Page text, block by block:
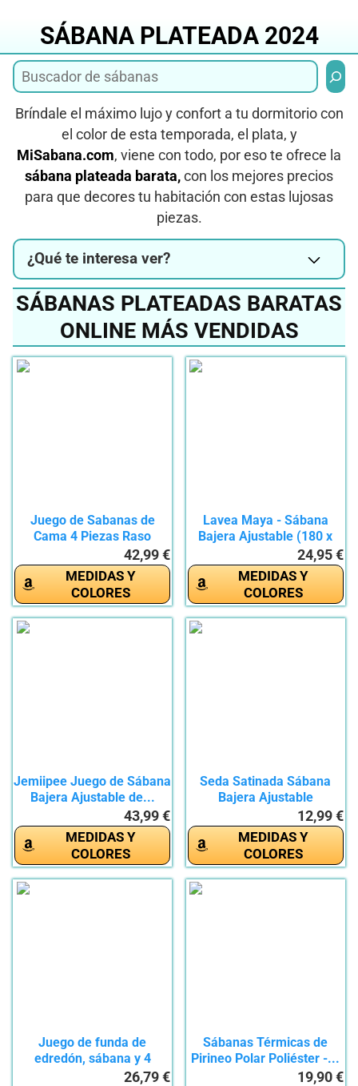
contenidoSÁBANA PLATEADA 2024
Bríndale el máximo lujo y confort a tu dormitorio con
el color de esta temporada, el plata, y
MiSabana.com, viene con todo, por eso te ofrece la
sábana plateada barata, con los mejores precios
para que decores tu habitación con estas lujosas
piezas.
¿Qué te interesa ver?
SÁBANAS PLATEADAS BARATAS
ONLINE MÁS VENDIDAS
Juego de Sabanas de
Cama 4 Piezas Raso
42,99 €
MEDIDAS Y
COLORES
Lavea Maya - Sábana
Bajera Ajustable (180 x
24,95 €
MEDIDAS Y
COLORES
Jemiipee Juego de Sábana
Bajera Ajustable de...
43,99 €
MEDIDAS Y
COLORES
Seda Satinada Sábana
Bajera Ajustable
Colchones,...12,99 €
MEDIDAS Y
COLORES
Juego de funda de
edredón, sábana y 4
fundas de...26,79 €
Sábanas Térmicas de
Pirineo Polar Poliéster -...
19,90 €